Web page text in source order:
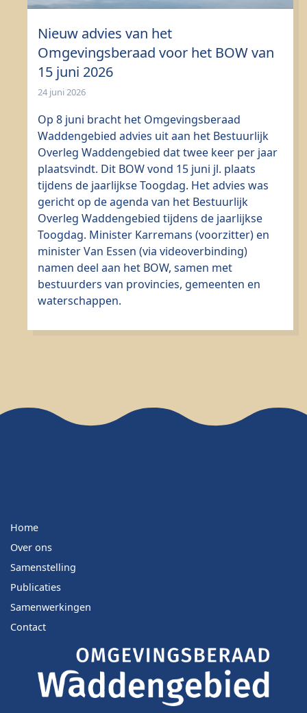
Nieuw advies van het
Omgevingsberaad voor het BOW van
15 juni 2026
24 juni 2026
Op 8 juni bracht het Omgevingsberaad
Waddengebied advies uit aan het Bestuurlijk
Overleg Waddengebied dat twee keer per jaar
plaatsvindt. Dit BOW vond 15 juni jl. plaats
tijdens de jaarlijkse Toogdag. Het advies was
gericht op de agenda van het Bestuurlijk
Overleg Waddengebied tijdens de jaarlijkse
Toogdag. Minister Karremans (voorzitter) en
minister Van Essen (via videoverbinding)
namen deel aan het BOW, samen met
bestuurders van provincies, gemeenten en
waterschappen.
Home
Over ons
Samenstelling
Publicaties
Samenwerkingen
Contact